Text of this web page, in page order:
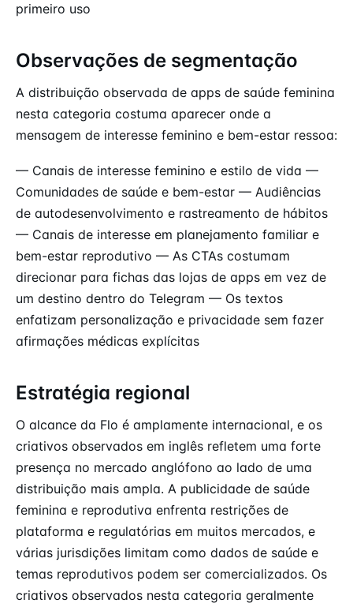
primeiro uso
Observações de segmentação
A distribuição observada de apps de saúde feminina
nesta categoria costuma aparecer onde a
mensagem de interesse feminino e bem-estar ressoa:
— Canais de interesse feminino e estilo de vida —
Comunidades de saúde e bem-estar — Audiências
de autodesenvolvimento e rastreamento de hábitos
— Canais de interesse em planejamento familiar e
bem-estar reprodutivo — As CTAs costumam
direcionar para fichas das lojas de apps em vez de
um destino dentro do Telegram — Os textos
enfatizam personalização e privacidade sem fazer
afirmações médicas explícitas
Estratégia regional
O alcance da Flo é amplamente internacional, e os
criativos observados em inglês refletem uma forte
presença no mercado anglófono ao lado de uma
distribuição mais ampla. A publicidade de saúde
feminina e reprodutiva enfrenta restrições de
plataforma e regulatórias em muitos mercados, e
várias jurisdições limitam como dados de saúde e
temas reprodutivos podem ser comercializados. Os
criativos observados nesta categoria geralmente